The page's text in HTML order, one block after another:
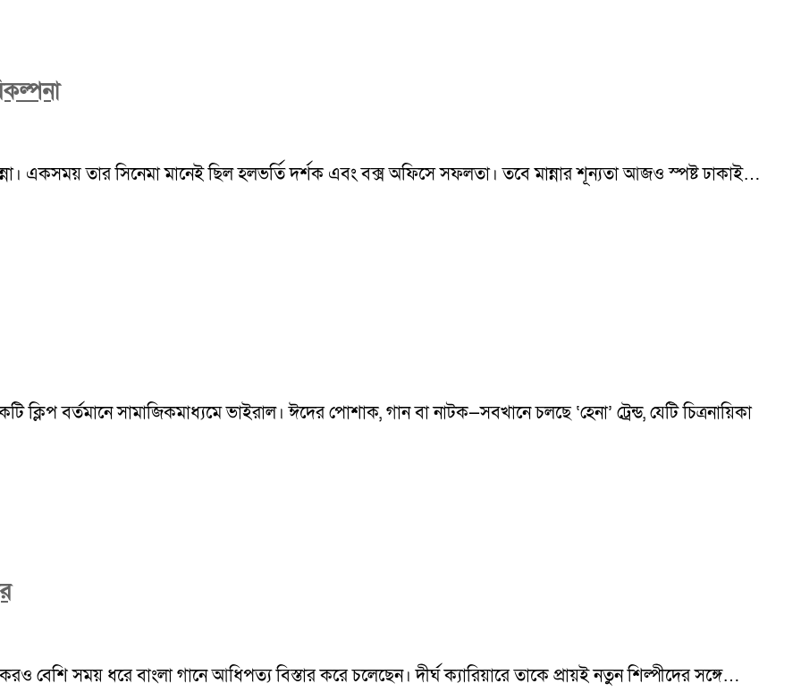
একসময় তার সিনেমা মানেই ছিল হলভর্তি দর্শক এবং বক্স অফিসে সফলতা। তবে মান্নার শূন্যতা আজও স্পষ্ট ঢাকাই…
ক্লিপ বর্তমানে সামাজিকমাধ্যমে ভাইরাল। ঈদের পোশাক, গান বা নাটক—সবখানে চলছে ‘হেনা’ ট্রেন্ড, যেটি চিত্রনায়িকা
সময় ধরে বাংলা গানে আধিপত্য বিস্তার করে চলেছেন। দীর্ঘ ক্যারিয়ারে তাকে প্রায়ই নতুন শিল্পীদের সঙ্গে…